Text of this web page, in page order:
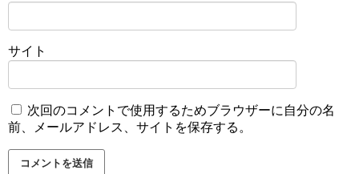
サイト
次回のコメントで使用するためブラウザーに自分の名
前、メールアドレス、サイトを保存する。